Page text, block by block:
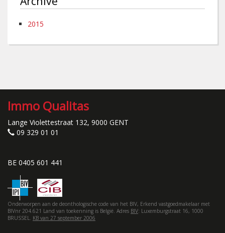
2015
Immo Qualitas
Lange Violettestraat 132, 9000 GENT
09 329 01 01
BE 0405 601 441
Onderworpen aan de deonthologische code van het BIV, Erkend vastgoedmakelaar met
BIVnr 204.621 Land van toekenning is België. Adres BIV: Luxemburgstraat 16, 1000
BRUSSEL. KB van 27 september 2006